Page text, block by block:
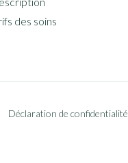
des soins
Déclaration de confidentialité